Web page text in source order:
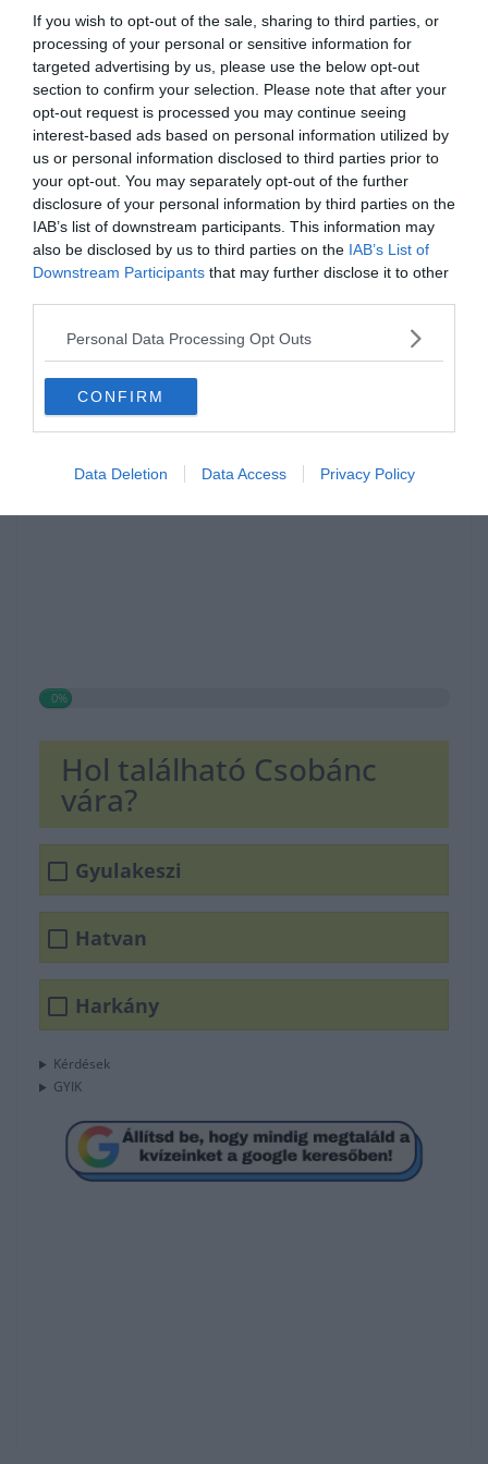
If you wish to opt-out of the sale, sharing to third parties, or
processing of your personal or sensitive information for
targeted advertising by us, please use the below opt-out
section to confirm your selection. Please note that after your
opt-out request is processed you may continue seeing
interest-based ads based on personal information utilized by
us or personal information disclosed to third parties prior to
your opt-out. You may separately opt-out of the further
disclosure of your personal information by third parties on the
IAB’s list of downstream participants. This information may
also be disclosed by us to third parties on the IAB’s List of
Downstream Participants that may further disclose it to other
Personal Data Processing Opt Outs
CONFIRM
Data Deletion Data Access Privacy Policy
vizuális és szórakoztató tartalmakkal
kapcsolódnál ki, kövesd aKeresztlabda
YouTube csatornaadásait.
0%
Hol található Csobánc
vára?
Gyulakeszi
Hatvan
Harkány
Kérdések
GYIK